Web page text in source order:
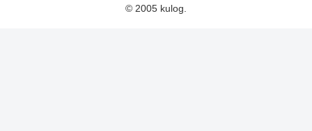
© 2005 kulog.